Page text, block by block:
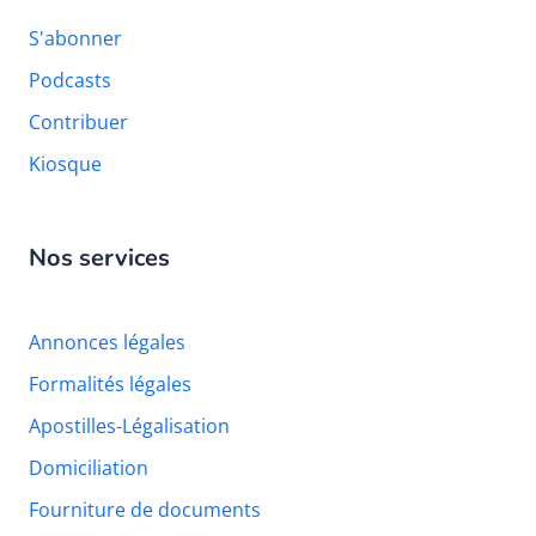
S'abonner
Podcasts
Contribuer
Kiosque
Nos services
Annonces légales
Formalités légales
Apostilles-Légalisation
Domiciliation
Fourniture de documents